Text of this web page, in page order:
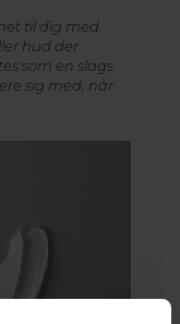
til dig med
hud der
som en slags
sig med, når